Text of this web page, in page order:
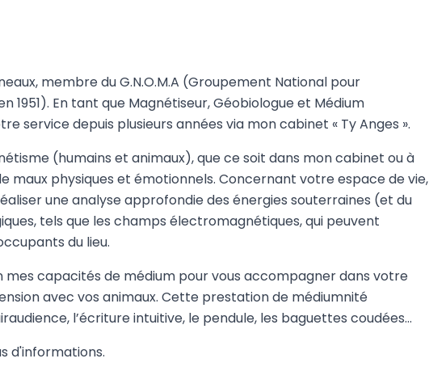
membre du G.N.O.M.A (Groupement National pour
1951). En tant que Magnétiseur, Géobiologue et Médium
service depuis plusieurs années via mon cabinet « Ty Anges ».
(humains et animaux), que ce soit dans mon cabinet ou à
maux physiques et émotionnels. Concernant votre espace de vie,
une analyse approfondie des énergies souterraines (et du
tels que les champs électromagnétiques, qui peuvent
du lieu.
capacités de médium pour vous accompagner dans votre
avec vos animaux. Cette prestation de médiumnité
l’écriture intuitive, le pendule, les baguettes coudées...
d'informations.